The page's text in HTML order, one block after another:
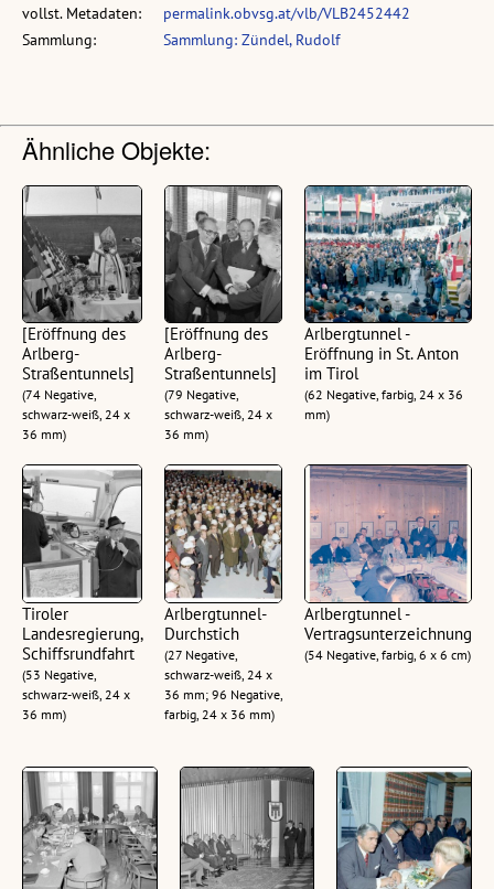
vollst. Metadaten:
permalink.obvsg.at/vlb/VLB2452442
Sammlung:
Sammlung: Zündel, Rudolf
Ähnliche Objekte:
[Eröffnung des
Arlberg-
Straßentunnels]
(74 Negative,
schwarz-weiß, 24 x
36 mm)
[Eröffnung des
Arlberg-
Straßentunnels]
(79 Negative,
schwarz-weiß, 24 x
36 mm)
Arlbergtunnel -
Eröffnung in St. Anton
im Tirol
(62 Negative, farbig, 24 x 36
mm)
Tiroler
Landesregierung,
Schiffsrundfahrt
(53 Negative,
schwarz-weiß, 24 x
36 mm)
Arlbergtunnel-
Durchstich
(27 Negative,
schwarz-weiß, 24 x
36 mm; 96 Negative,
farbig, 24 x 36 mm)
Arlbergtunnel -
Vertragsunterzeichnung
(54 Negative, farbig, 6 x 6 cm)